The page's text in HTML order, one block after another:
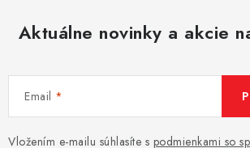
Predajne Kontakt Chránená dielňa
Formulár na vrátenie tovaru /odstúpenie od
Aktuálne novinky a akcie
Email
Vložením e-mailu súhlasíte s podmienkami so